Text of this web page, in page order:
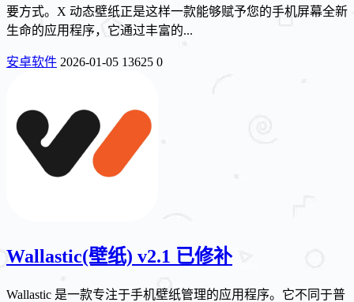
要方式。X 动态壁纸正是这样一款能够赋予您的手机屏幕全新
生命的应用程序，它通过丰富的...
安卓软件 2026-01-05 13625 0
Wallastic(壁纸) v2.1 已修补
Wallastic 是一款专注于手机壁纸管理的应用程序。它不同于普